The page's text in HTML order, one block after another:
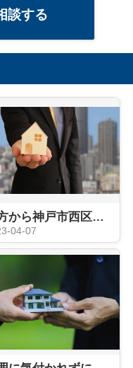
談する
遠方から神戸市西区周辺にある不動産を売却する方法は？売却の流れを解説！
04-07